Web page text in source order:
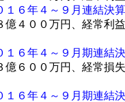
１６年４～９月連結決算
億４００万円、経常利
１６年４～９月期連結
億６００万円、経常損
１６年４～９月期連結